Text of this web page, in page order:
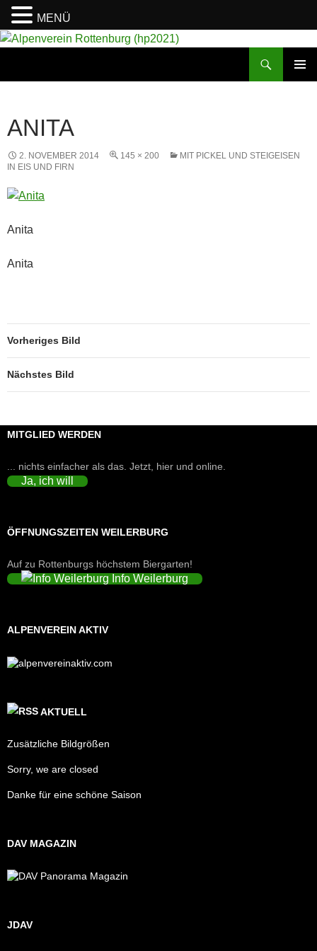
ANITA
2. NOVEMBER 2014 145 × 200
MIT PICKEL UND STEIGEISEN
IN EIS UND FIRN
Anita
Anita
Vorheriges Bild
Nächstes Bild
MITGLIED WERDEN
... nichts einfacher als das. Jetzt, hier und online.
Ja, ich will
ÖFFNUNGSZEITEN WEILERBURG
Auf zu Rottenburgs höchstem Biergarten!
Info Weilerburg
ALPENVEREIN AKTIV
AKTUELL
Zusätzliche Bildgrößen
Sorry, we are closed
Danke für eine schöne Saison
DAV MAGAZIN
JDAV
MENÜ